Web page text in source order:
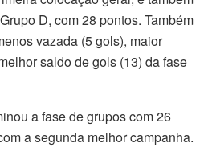
D, com 28 pontos. Também
vazada (5 gols), maior
saldo de gols (13) da fase
a fase de grupos com 26
a segunda melhor campanha.